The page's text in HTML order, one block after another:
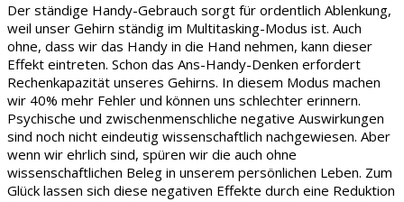
Der ständige Handy-Gebrauch sorgt für ordentlich Ablenkung,
weil unser Gehirn ständig im Multitasking-Modus ist. Auch
ohne, dass wir das Handy in die Hand nehmen, kann dieser
Effekt eintreten. Schon das Ans-Handy-Denken erfordert
Rechenkapazität unseres Gehirns. In diesem Modus machen
wir 40% mehr Fehler und können uns schlechter erinnern.
Psychische und zwischenmenschliche negative Auswirkungen
sind noch nicht eindeutig wissenschaftlich nachgewiesen. Aber
wenn wir ehrlich sind, spüren wir die auch ohne
wissenschaftlichen Beleg in unserem persönlichen Leben. Zum
Glück lassen sich diese negativen Effekte durch eine Reduktion